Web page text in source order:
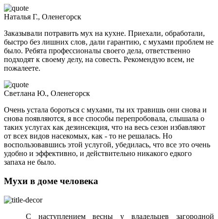
Наталья Г., Оленегорск
Заказывали потравить мух на кухне. Приехали, обработали,
быстро без лишних слов, дали гарантию, с мухами проблем не
было. Ребята профессионалы своего дела, ответственно
подходят к своему делу, на совесть. Рекомендую всем, не
пожалеете.
Светлана Ю., Оленегорск
Очень устала бороться с мухами, ты их травишь они снова и
снова появляются, я все способы перепробовала, слышала о
таких услугах как дезинсекция, что на весь сезон избавляют
от всех видов насекомых, как - то не решалась. Но
воспользовавшись этой услугой, убедилась, что все это очень
удобно и эффективно, и действительно никакого едкого
запаха не было.
Мухи в доме человека
С наступлением весны у владельцев загородной